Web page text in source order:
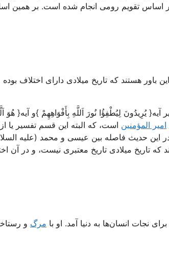
اساس تقویم رومی انجام شده است. بر همین
باور هستند که تاریخ میلادی دارای اختلاف بوده
يُرِيدُونَ لِيُطْفِؤُا نُورَ اَللَّهِ بِأَفْوَاهِهِمْ }و آيه‌{ هُوَ
امير المؤمنين است، كه البته اين قسم تفسير يا
اين حديث فاصله بين عيسى و محمد (علیه
تاريخ ميلادى تاريخ معتبرى نيست، و در آن
نجات انسان‌ها به دنیا آمد. او با مرگ و